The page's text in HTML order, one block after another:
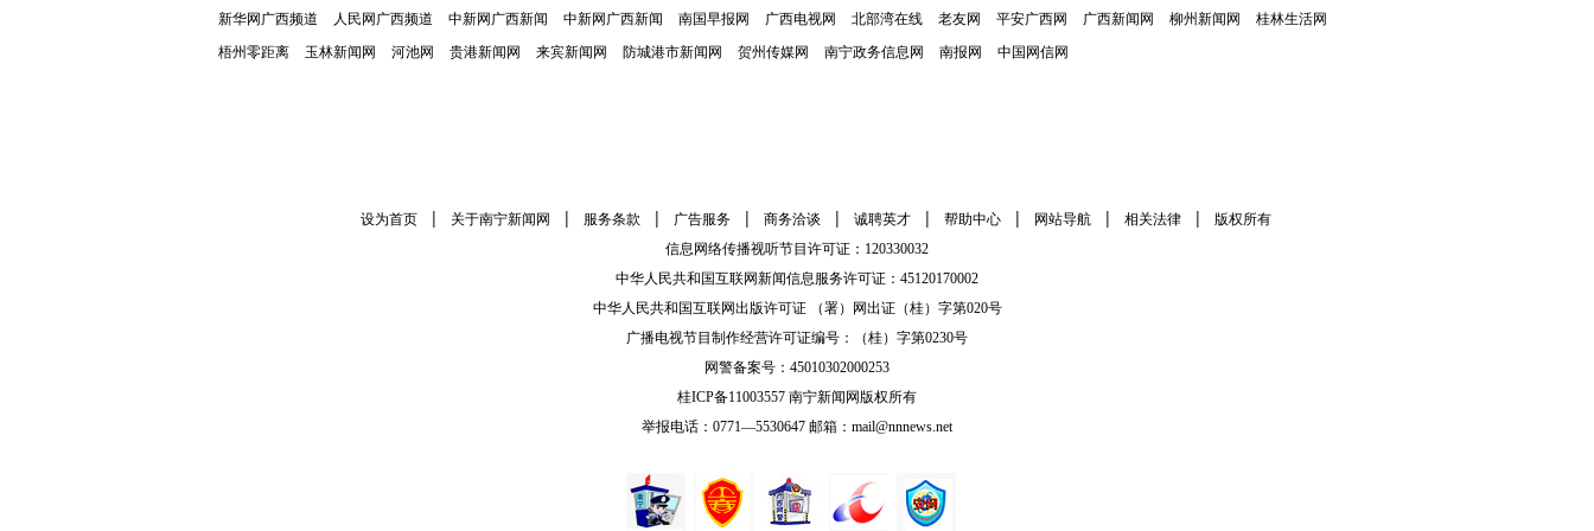
新华网广西频道 人民网广西频道 中新网广西新闻 中新网广西新闻 南国早报网 广西电视网 北部湾在线 老友网 平安广西网 广西新闻网 柳州新闻网
桂林生活网
梧州零距离
玉林新闻网 河池网 贵港新闻网 来宾新闻网 防城港市新闻网 贺州传媒网 南宁政务信息网 南报网 中国网信网
设为首页 | 关于南宁新闻网 | 服务条款 | 广告服务 | 商务洽谈 | 诚聘英才 | 帮助中心 | 网站导航 | 相关法律 |
版权所有
信息网络传播视听节目许可证：120330032
中华人民共和国互联网新闻信息服务许可证：45120170002
中华人民共和国互联网出版许可证 （署）网出证（桂）字第020号
广播电视节目制作经营许可证编号：（桂）字第0230号
网警备案号：45010302000253
桂ICP备11003557 南宁新闻网版权所有
举报电话：0771—5530647 邮箱：mail@nnnews.net